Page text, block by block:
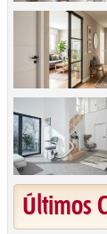
Últimos